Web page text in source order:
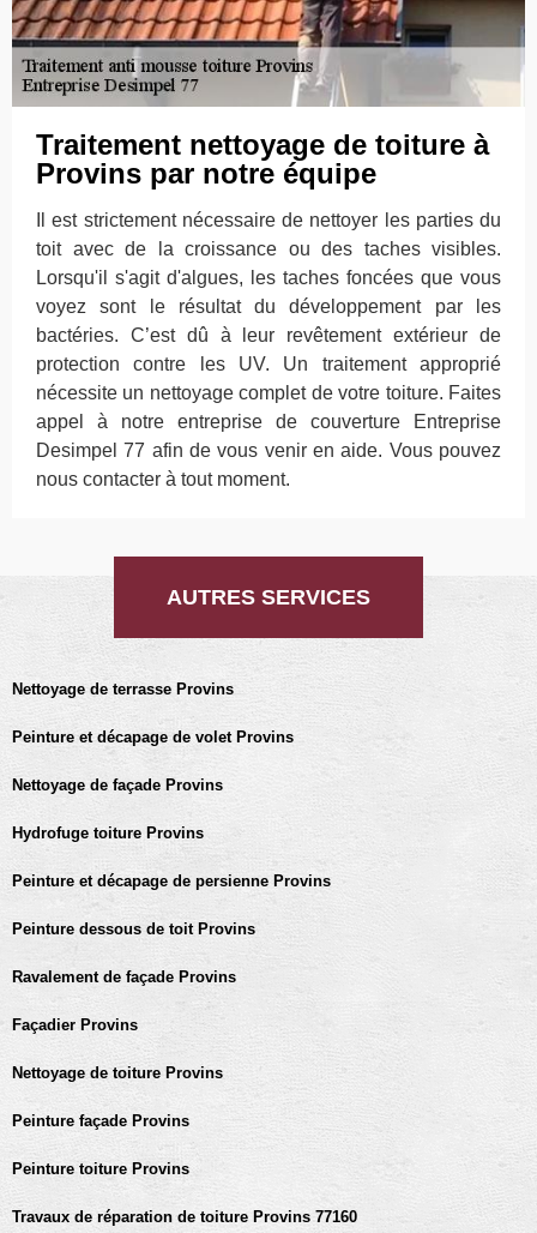
Traitement nettoyage de toiture à
Provins par notre équipe
Il est strictement nécessaire de nettoyer les parties du
toit avec de la croissance ou des taches visibles.
Lorsqu'il s'agit d'algues, les taches foncées que vous
voyez sont le résultat du développement par les
bactéries. C’est dû à leur revêtement extérieur de
protection contre les UV. Un traitement approprié
nécessite un nettoyage complet de votre toiture. Faites
appel à notre entreprise de couverture Entreprise
Desimpel 77 afin de vous venir en aide. Vous pouvez
nous contacter à tout moment.
AUTRES SERVICES
Nettoyage de terrasse Provins
Peinture et décapage de volet Provins
Nettoyage de façade Provins
Hydrofuge toiture Provins
Peinture et décapage de persienne Provins
Peinture dessous de toit Provins
Ravalement de façade Provins
Façadier Provins
Nettoyage de toiture Provins
Peinture façade Provins
Peinture toiture Provins
Travaux de réparation de toiture Provins 77160